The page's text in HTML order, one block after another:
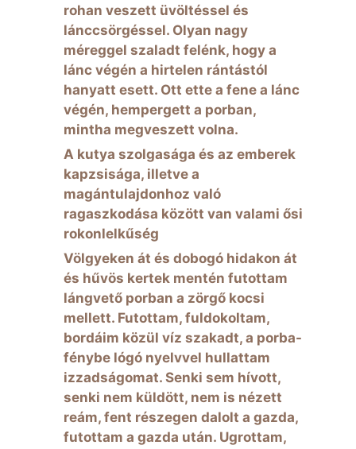
rohan veszett üvöltéssel és
lánccsörgéssel. Olyan nagy
méreggel szaladt felénk, hogy a
lánc végén a hirtelen rántástól
hanyatt esett. Ott ette a fene a lánc
végén, hempergett a porban,
mintha megveszett volna.
A kutya szolgasága és az emberek
kapzsisága, illetve a
magántulajdonhoz való
ragaszkodása között van valami ősi
rokonlelkűség
Völgyeken át és dobogó hidakon át
és hűvös kertek mentén futottam
lángvető porban a zörgő kocsi
mellett. Futottam, fuldokoltam,
bordáim közül víz szakadt, a porba-
fénybe lógó nyelvvel hullattam
izzadságomat. Senki sem hívott,
senki nem küldött, nem is nézett
reám, fent részegen dalolt a gazda,
futottam a gazda után. Ugrottam,